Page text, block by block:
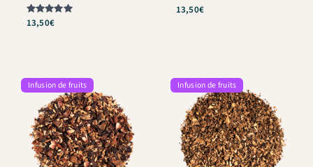
Note
13,50€
13,50€
Infusion de fruits Infusion de fruits